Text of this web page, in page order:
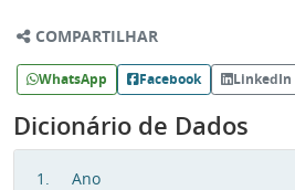
COMPARTILHAR
WhatsApp Facebook LinkedIn
Dicionário de Dados
1. Ano